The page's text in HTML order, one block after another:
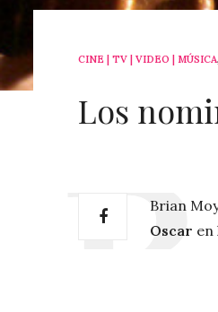
CINE | TV | VIDEO | MÚSICA,
Los
Brian
Oscar en